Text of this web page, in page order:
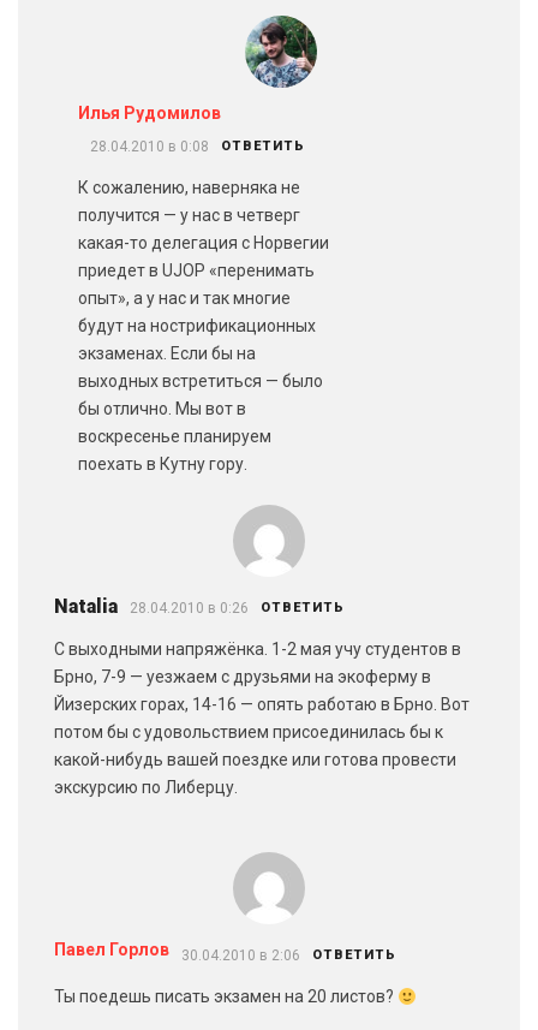
Илья Рудомилов
28.04.2010 в 0:08 ОТВЕТИТЬ
К сожалению, наверняка не
получится — у нас в четверг
какая-то делегация с Норвегии
приедет в UJOP «перенимать
опыт», а у нас и так многие
будут на нострификационных
экзаменах. Если бы на
выходных встретиться — было
бы отлично. Мы вот в
воскресенье планируем
поехать в Кутну гору.
Natalia 28.04.2010 в 0:26 ОТВЕТИТЬ
С выходными напряжёнка. 1-2 мая учу студентов в
Брно, 7-9 — уезжаем с друзьями на экоферму в
Йизерских горах, 14-16 — опять работаю в Брно. Вот
потом бы с удовольствием присоединилась бы к
какой-нибудь вашей поездке или готова провести
экскурсию по Либерцу.
Павел Горлов 30.04.2010 в 2:06 ОТВЕТИТЬ
Ты поедешь писать экзамен на 20 листов?